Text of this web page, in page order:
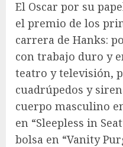
El Oscar por su
el premio de los
carrera de Hanks:
con trabajo duro y
teatro y televisión,
cuadrúpedos y
cuerpo masculino
en “Sleepless in
bolsa en “Vanity